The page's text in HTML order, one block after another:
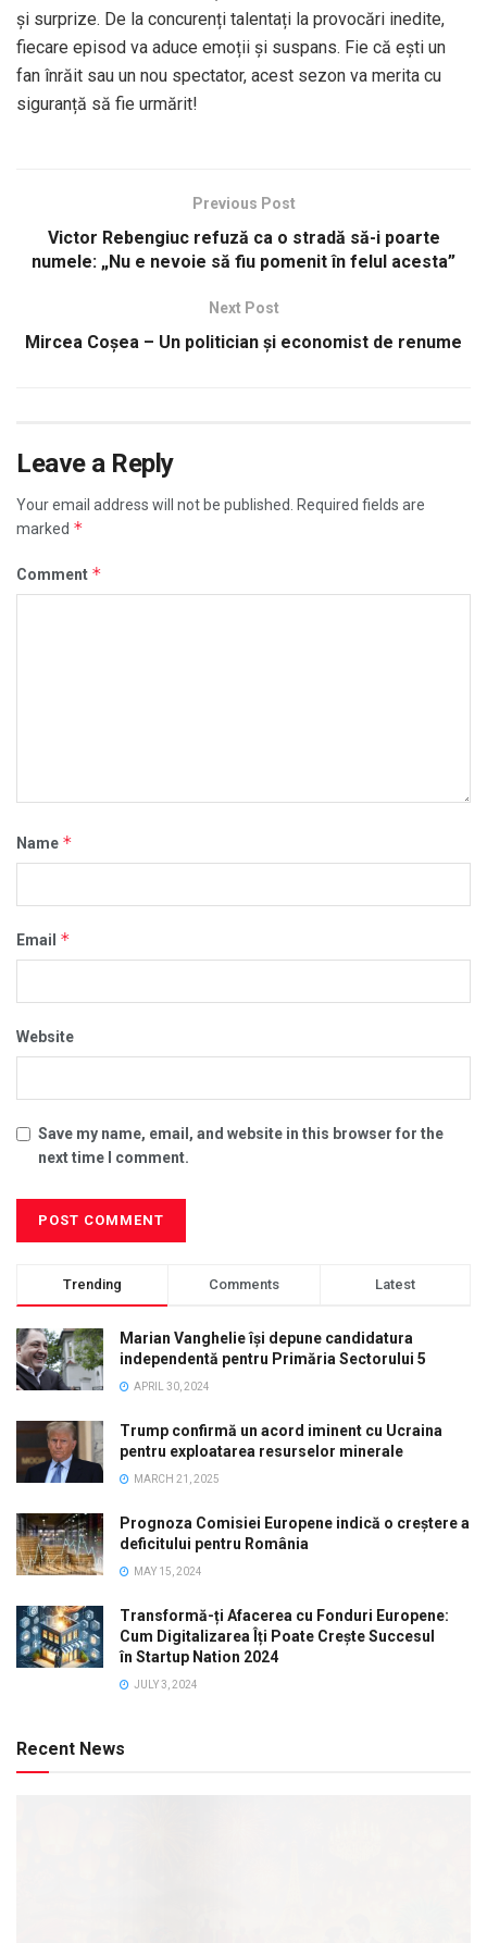
și surprize. De la concurenți talentați la provocări inedite,
fiecare episod va aduce emoții și suspans. Fie că ești un
fan înrăit sau un nou spectator, acest sezon va merita cu
siguranță să fie urmărit!
Previous Post
Victor Rebengiuc refuză ca o stradă să-i poarte
numele: „Nu e nevoie să fiu pomenit în felul acesta”
Next Post
Mircea Coșea – Un politician și economist de renume
Leave a Reply
Your email address will not be published.
Required fields are
marked *
Comment *
Name *
Email *
Website
Save my name, email, and website in this browser for the
next time I comment.
Trending Comments Latest
Marian Vanghelie își depune candidatura
independentă pentru Primăria Sectorului 5
APRIL 30, 2024
Trump confirmă un acord iminent cu Ucraina
pentru exploatarea resurselor minerale
MARCH 21, 2025
Prognoza Comisiei Europene indică o creștere a
deficitului pentru România
MAY 15, 2024
Transformă-ți Afacerea cu Fonduri Europene:
Cum Digitalizarea Îți Poate Crește Succesul
în Startup Nation 2024
JULY 3, 2024
Recent News